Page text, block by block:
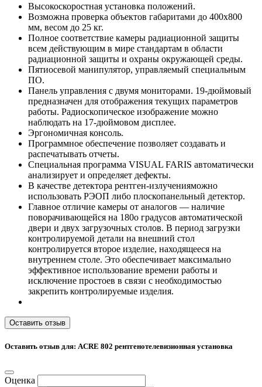
Высокоскоростная установка положений.
Возможна проверка объектов габаритами до 400х800
мм, весом до 25 кг.
Полное соответствие камеры радиационной защиты
всем действующим в мире стандартам в области
радиационной защиты и охраны окружающей среды.
Пятиосевой манипулятор, управляемый специальным
ПО.
Панель управления с двумя мониторами. 19-дюймовый
предназначен для отображения текущих параметров
работы. Радиоскопическое изображение можно
наблюдать на 17-дюймовом дисплее.
Эргономичная консоль.
Программное обеспечение позволяет создавать и
распечатывать отчеты.
Специальная программа VISUAL FARIS автоматически
анализирует и определяет дефекты.
В качестве детектора рентген-излученияможно
использовать РЭОП либо плоскопанельный детектор.
Главное отличие камеры от аналогов — наличие
поворачивающейся на 180o градусов автоматической
двери и двух загрузочных столов. В период загрузки
контролируемой детали на внешний стол
контролируется второе изделие, находящееся на
внутреннем столе. Это обеспечивает максимально
эффективное использование времени работы и
исключение простоев в связи с необходимостью
закрепить контролируемые изделия.
Оставить отзыв
Оставить отзыв для: ACRE 802 рентгенотелевизионная установка
Оценка